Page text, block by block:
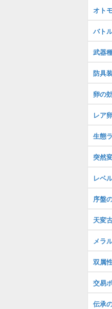
オト
バト
武器
防具
卵の
レア
生態
突然
レベ
序盤
天変
メラ
双属
交易
伝承